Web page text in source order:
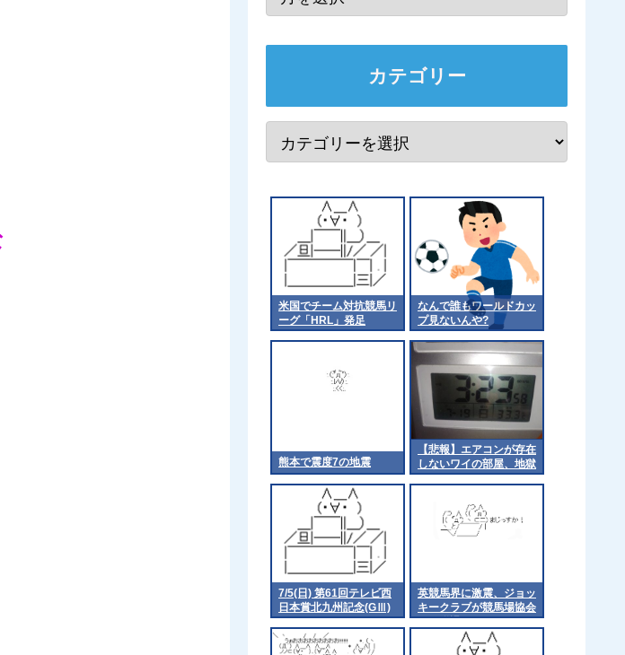
カテゴリー
米国でチーム対抗競馬リ
ーグ「HRL」発足
なんで誰もワールドカッ
プ見ないんや?
熊本で震度7の地震
【悲報】エアコンが存在
しないワイの部屋、地獄
7/5(日) 第61回テレビ西
日本賞北九州記念(GⅢ)
part1
英競馬界に激震、ジョッ
キークラブが競馬場協会
から脱退